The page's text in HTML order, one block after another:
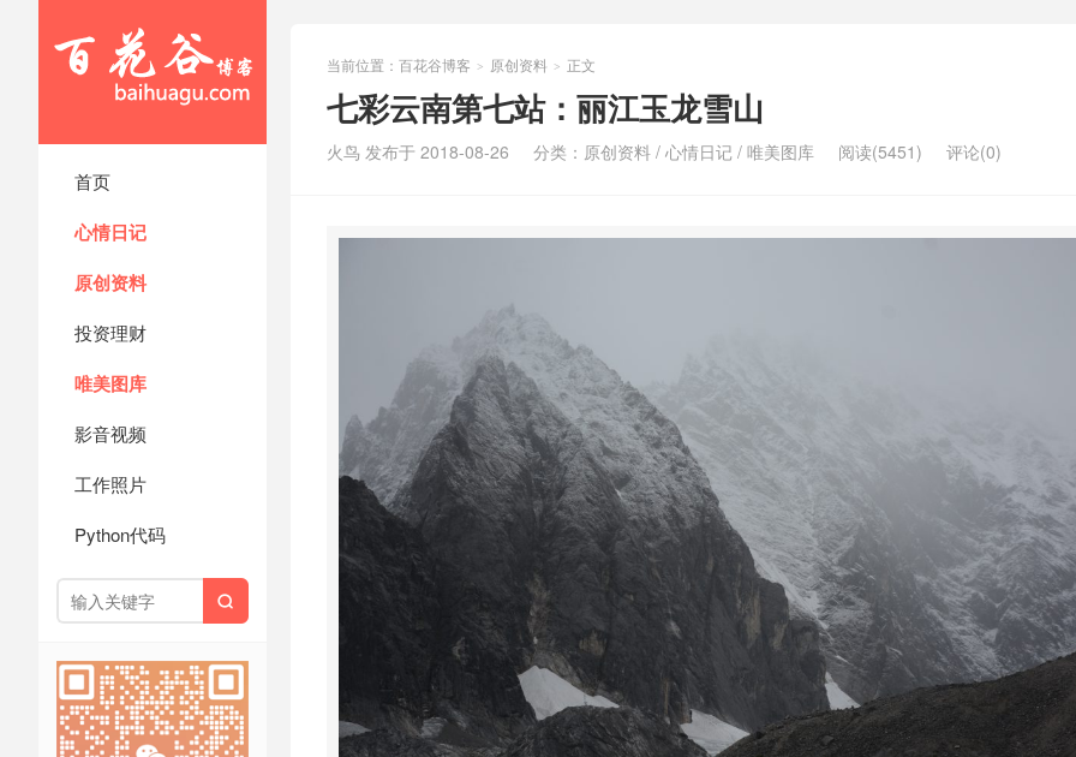
首页
心情日记
原创资料
投资理财
唯美图库
影音视频
工作照片
Python代码

当前位置： 百花谷博客 > 原创资料 > 正文
七彩云南第七站：丽江玉龙雪山
火鸟 发布于 2018-08-26 分类： 原创资料 / 心情日记 / 唯美图库 阅读(5451) 评论(0)